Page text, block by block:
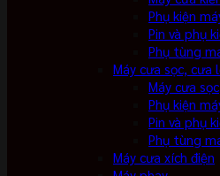
Phụ kiện
Pin và phụ
Phụ tùng
Máy cưa sọc, cưa
Máy cưa sọc
Phụ kiện
Pin và phụ
Phụ tùng
Máy cưa xích điện